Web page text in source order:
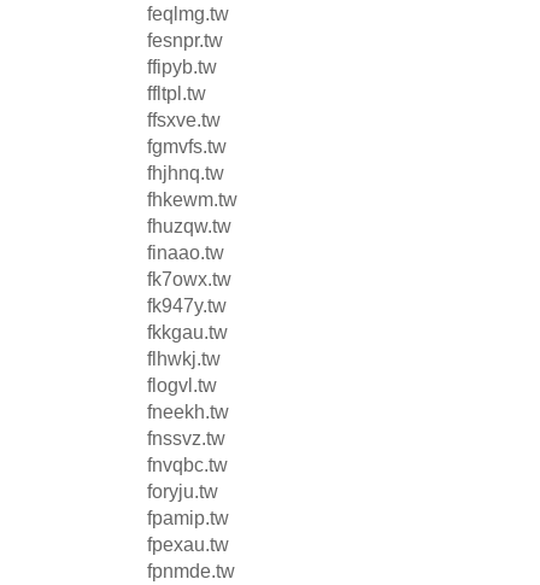
feqlmg.tw
fesnpr.tw
ffipyb.tw
ffltpl.tw
ffsxve.tw
fgmvfs.tw
fhjhnq.tw
fhkewm.tw
fhuzqw.tw
finaao.tw
fk7owx.tw
fk947y.tw
fkkgau.tw
flhwkj.tw
flogvl.tw
fneekh.tw
fnssvz.tw
fnvqbc.tw
foryju.tw
fpamip.tw
fpexau.tw
fpnmde.tw